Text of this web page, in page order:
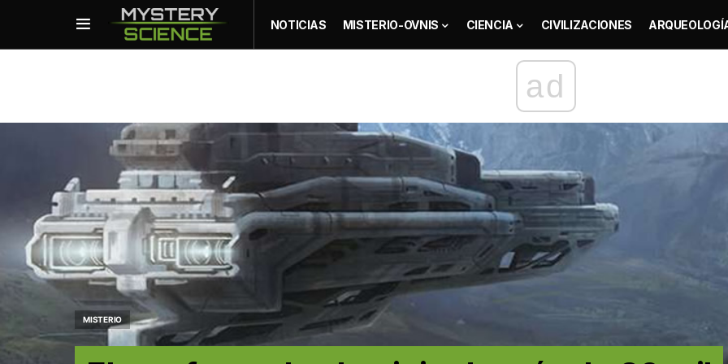
NOTICIAS MISTERIO-OVNIS CIENCIA CIVILIZACIONES
ad
MISTERIO